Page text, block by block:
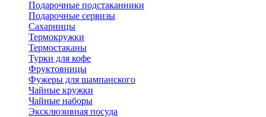
Подарочные подстаканники
Подарочные сервизы
Сахарницы
Термокружки
Термостаканы
Турки для кофе
Фруктовницы
Фужеры для шампанского
Чайные кружки
Чайные наборы
Эксклюзивная посуда